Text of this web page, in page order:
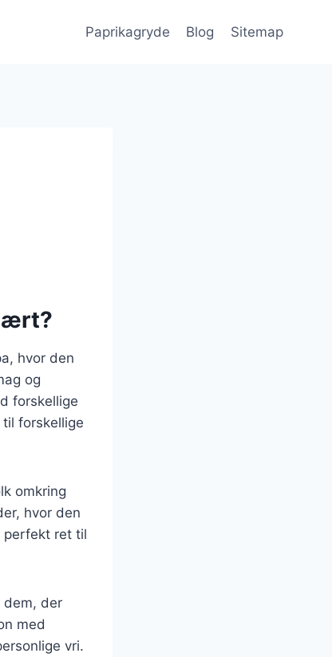
Paprikagryde Blog Sitemap
hvor den
og
forskellige
forskellige
omkring
hvor den
perfekt ret til
dem, der
med
vri.